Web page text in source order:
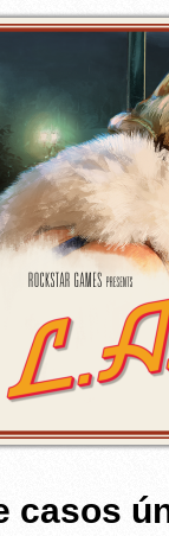
casos